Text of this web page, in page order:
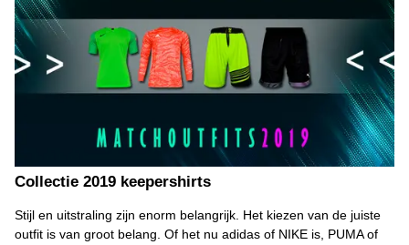
Collectie 2019 keepershirts
Stijl en uitstraling zijn enorm belangrijk. Het kiezen van de juiste
outfit is van groot belang. Of het nu adidas of NIKE is, PUMA of